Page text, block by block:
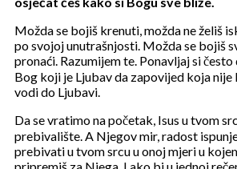
Možda se bojiš krenuti, možda ne želiš
po svojoj unutrašnjosti. Možda se bojiš
pronaći. Razumijem te. Ponavljaj si često
Bog koji je Ljubav da zapovijed koja nije
vodi do Ljubavi.
Da se vratimo na početak, Isus u tvom
prebivalište. A Njegov mir, radost
prebivati u tvom srcu u onoj mjeri u